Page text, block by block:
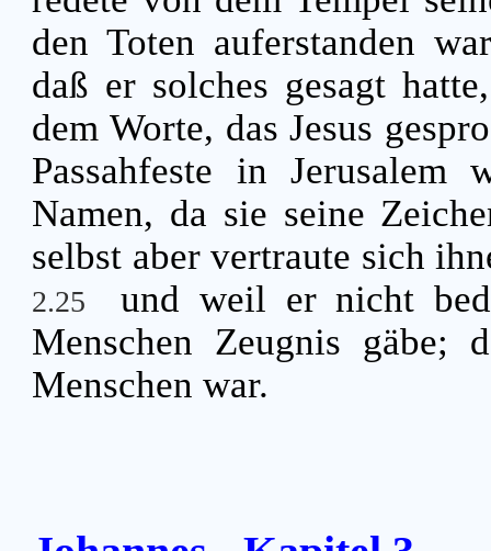
den Toten auferstanden
daß er solches gesagt
dem Worte, das Jesus
Passahfeste in
Namen, da sie seine
selbst aber vertraute sich
2.25
und weil er nicht
Menschen Zeugnis gäbe;
Menschen war.